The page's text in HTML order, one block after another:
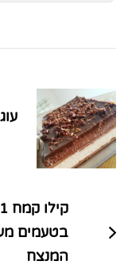
בפוסטים
בטעמים
המנצח